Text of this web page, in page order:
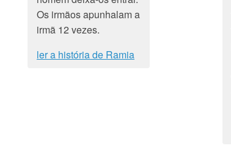
Os irmãos apunhalam a
irmã 12 vezes.
ler a história de Ramia